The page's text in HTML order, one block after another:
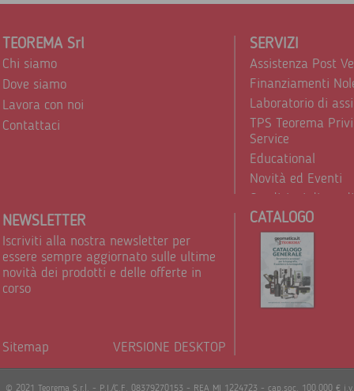
TEOREMA Srl
Chi siamo
Dove siamo
Lavora con noi
Contattaci
SERVIZI
Assistenza Post
Finanziamenti
Laboratorio di
TPS Teorema
Service
Educational
Novità ed Eventi
Condizioni di
Trattamento dei
NEWSLETTER
Iscriviti alla nostra newsletter per
essere sempre aggiornato sulle ultime
novità dei prodotti e delle offerte in
corso
Sitemap VERSIONE DESKTOP
CATALOGO
© 2021 Teorema S.r.l. - P.I./C.F. 08379270153 - REA MI 1224723 - cap.soc. 100.000 €